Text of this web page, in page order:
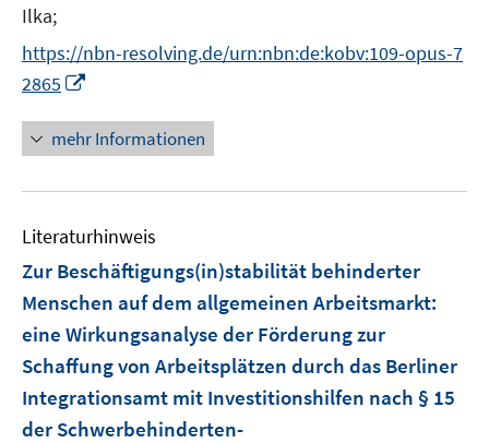
f
Ilka;
https://nbn-resolving.de/urn:nbn:de:kobv:109-opus-7
2865
n
e
u
m
F
n
s
t
e
r
mehr Informationen
Literaturhinweis
Zur Beschäftigungs(in)stabilität behinderter
Menschen auf dem allgemeinen Arbeitsmarkt:
eine Wirkungsanalyse der Förderung zur
Schaffung von Arbeitsplätzen durch das Berliner
Integrationsamt mit Investitionshilfen nach § 15
der Schwerbehinderten-